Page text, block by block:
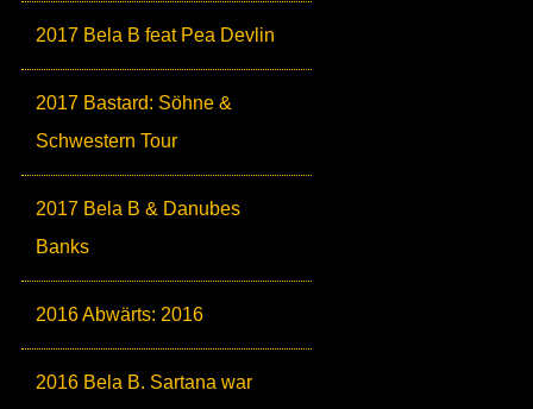
2017 Bela B feat Pea Devlin
2017 Bastard: Söhne &
Schwestern Tour
2017 Bela B & Danubes
Banks
2016 Abwärts: 2016
2016 Bela B. Sartana war